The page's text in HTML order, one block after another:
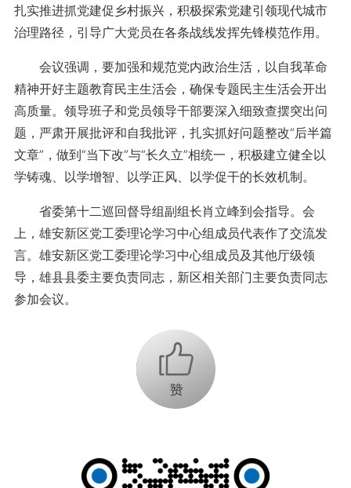
扎实推进抓党建促乡村振兴，积极探索党建引领现代城市
治理路径，引导广大党员在各条战线发挥先锋模范作用。
会议强调，要加强和规范党内政治生活，以自我革命
精神开好主题教育民主生活会，确保专题民主生活会开出
高质量。领导班子和党员领导干部要深入细致查摆突出问
题，严肃开展批评和自我批评，扎实抓好问题整改“后半篇
文章”，做到“当下改”与“长久立”相统一，积极建立健全以
学铸魂、以学增智、以学正风、以学促干的长效机制。
省委第十二巡回督导组副组长肖立峰到会指导。会
上，雄安新区党工委理论学习中心组成员代表作了交流发
言。雄安新区党工委理论学习中心组成员及其他厅级领
导，雄县县委主要负责同志，新区相关部门主要负责同志
参加会议。
+1